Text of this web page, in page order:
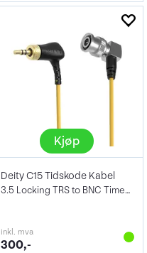
Kjøp
Deity C15 Tidskode Kabel
3.5 Locking TRS to BNC Timecode Cable
inkl. mva
300,-